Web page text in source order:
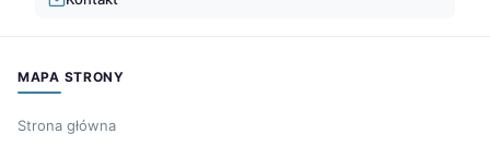
MAPA STRONY
Strona główna